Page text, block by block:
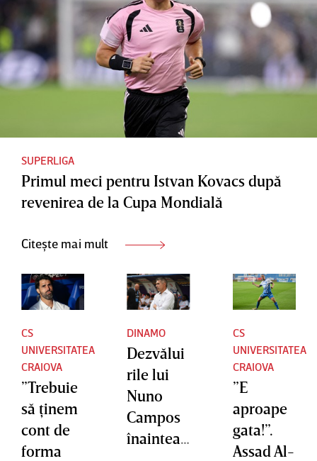
Cârţu
despre
un
transfer
ratat de
VIDEO
EXCLUSI
V
vară.
Assad Al-
Hamlawi
,
ademenit
cu un
salariu
SUPERLIGA
Primul meci pentru Istvan Kovacs după
revenirea de la Cupa Mondială
Citește mai mult
CS
UNIVERSITATEA
CRAIOVA
”Trebuie
să ţinem
cont de
forma
DINAMO
Dezvălui
rile lui
Nuno
Campos
înaintea
CS
UNIVERSITATEA
CRAIOVA
”E
aproape
gata!”.
Assad Al-